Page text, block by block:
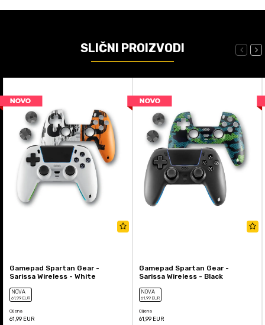
SLIČNI PROIZVODI
Gamepad Spartan Gear -
Sarissa Wireless - White
NOVA
61,99 EUR
Cijena
61,99 EUR
Gamepad Spartan Gear -
Sarissa Wireless - Black
NOVA
61,99 EUR
Cijena
61,99 EUR